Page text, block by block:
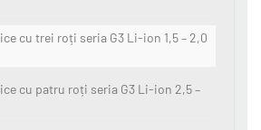
cu trei roți seria G3 Li-ion 1,5 – 2,0
cu patru roți seria G3 Li-ion 2,5 –